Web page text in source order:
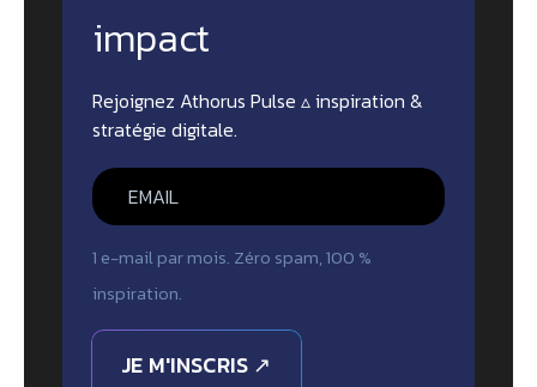
impact
Rejoignez Athorus Pulse ▵ inspiration &
stratégie digitale.
1 e-mail par mois. Zéro spam, 100 %
inspiration.
JE M'INSCRIS ↗